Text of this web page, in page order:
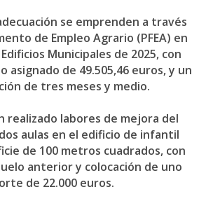
se emprenden a través
de Empleo Agrario (PFEA) en
Municipales de 2025, con
asignado de 49.505,46 euros, y un
de tres meses y medio.
realizado labores de mejora del
aulas en el edificio de infantil
de 100 metros cuadrados, con
anterior y colocación de uno
de 22.000 euros.